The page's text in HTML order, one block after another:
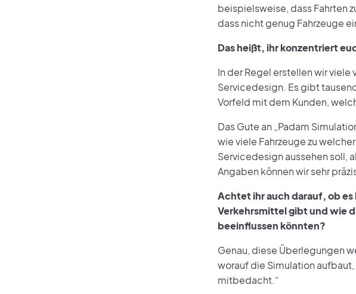
beispielsweise, dass Fahrten
dass nicht genug Fahrzeuge
Das heißt, ihr konzentriert
In der Regel erstellen wir viele
Servicedesign. Es gibt
Vorfeld mit dem Kunden,
Das Gute an „Padam
wie viele Fahrzeuge zu
Servicedesign aussehen soll,
Angaben können wir sehr
Achtet ihr auch darauf, ob
Verkehrsmittel gibt und wie
beeinflussen könnten?
Genau, diese Überlegungen
worauf die Simulation
mitbedacht.“